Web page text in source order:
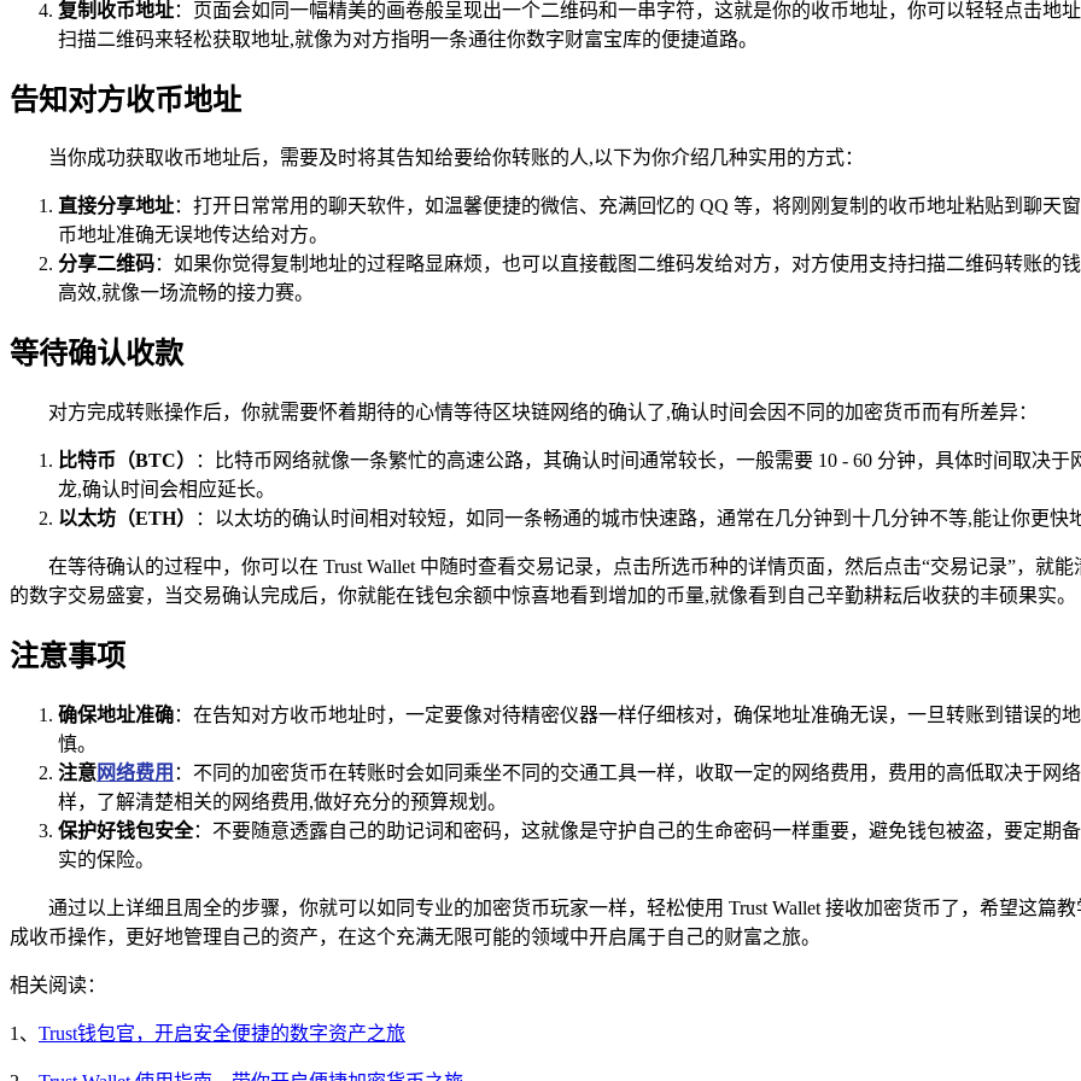
复制收币地址：页面会如同一幅精美的画卷般呈现出一个二维码和一串字符，这就是你的收币地址，你可以轻轻点击地
扫描二维码来轻松获取地址,就像为对方指明一条通往你数字财富宝库的便捷道路。
告知对方收币地址
当你成功获取收币地址后，需要及时将其告知给要给你转账的人,以下为你介绍几种实用的方式：
直接分享地址：打开日常常用的聊天软件，如温馨便捷的微信、充满回忆的 QQ 等，将刚刚复制的收币地址粘贴到聊天
币地址准确无误地传达给对方。
分享二维码：如果你觉得复制地址的过程略显麻烦，也可以直接截图二维码发给对方，对方使用支持扫描二维码转账的
高效,就像一场流畅的接力赛。
等待确认收款
对方完成转账操作后，你就需要怀着期待的心情等待区块链网络的确认了,确认时间会因不同的加密货币而有所差异：
比特币（BTC）
：比特币网络就像一条繁忙的高速公路，其确认时间通常较长，一般需要 10 - 60 分钟，具体时间取决
龙,确认时间会相应延长。
以太坊（ETH）
：以太坊的确认时间相对较短，如同一条畅通的城市快速路，通常在几分钟到十几分钟不等,能让你更快
在等待确认的过程中，你可以在 Trust Wallet 中随时查看交易记录，点击所选币种的详情页面，然后点击“交易记录”，就
的数字交易盛宴，当交易确认完成后，你就能在钱包余额中惊喜地看到增加的币量,就像看到自己辛勤耕耘后收获的丰硕果实。
注意事项
确保地址准确：在告知对方收币地址时，一定要像对待精密仪器一样仔细核对，确保地址准确无误，一旦转账到错误的
慎。
注意网络费用 ：不同的加密货币在转账时会如同乘坐不同的交通工具一样，收取一定的网络费用，费用的高低取决于网
样，了解清楚相关的网络费用,做好充分的预算规划。
保护好钱包安全：不要随意透露自己的助记词和密码，这就像是守护自己的生命密码一样重要，避免钱包被盗，要定期
实的保险。
通过以上详细且周全的步骤，你就可以如同专业的加密货币玩家一样，轻松使用 Trust Wallet 接收加密货币了，希望这篇
成收币操作，更好地管理自己的资产，在这个充满无限可能的领域中开启属于自己的财富之旅。
相关阅读：
1、 Trust钱包官，开启安全便捷的数字资产之旅